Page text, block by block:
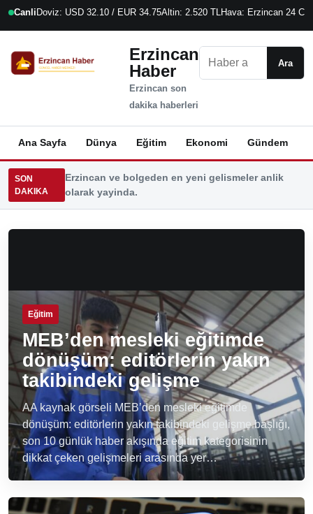
Canli Doviz: USD 32.10 / EUR 34.75Altin: 2.520 TLHava: Erzincan 24 C
Erzincan
Haber
Erzincan son
dakika haberleri
Ara
Ana Sayfa Dünya Eğitim Ekonomi Gündem
SON
DAKIKA
Erzincan ve bolgeden en yeni gelismeler anlik
olarak yayinda.
Eğitim
MEB’den mesleki eğitimde
dönüşüm: editörlerin yakın
takibindeki gelişme
AA kaynak görseli MEB’den mesleki eğitimde
dönüşüm: editörlerin yakın takibindeki gelişme başlığı,
son 10 günlük haber akışında eğitim kategorisinin
dikkat çeken gelişmeleri arasında yer…